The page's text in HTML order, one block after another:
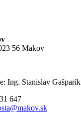
56 Makov
Ing. Stanislav Gašparík
647